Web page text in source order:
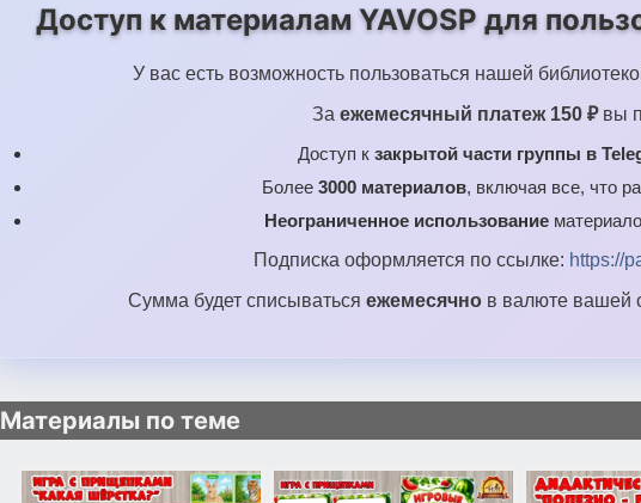
Доступ к материалам YAVOSP для
У вас есть возможность пользоваться нашей
За ежемесячный платеж 150 ₽вы
Доступ к закрытой части группы в
Более 3000 материалов, включая все, что
Неограниченное использование
Подписка оформляется по ссылке: https://
Сумма будет списываться ежемесячно в валюте вашей
Материалы по теме